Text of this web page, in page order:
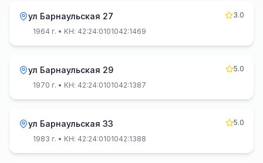
ул Барнаульская 27
3.0
1964 г. • КН: 42:24:0101042:1469
ул Барнаульская 29
5.0
1970 г. • КН: 42:24:0101042:1387
ул Барнаульская 33
5.0
1983 г. • КН: 42:24:0101042:1388